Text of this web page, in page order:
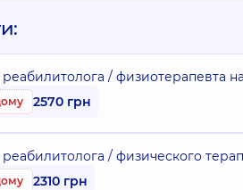
/ физиотерапевта
2570 грн
/ физического
2310 грн